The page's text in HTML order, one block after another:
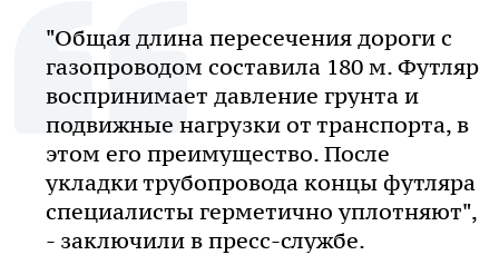
"Общая длина пересечения дороги с
газопроводом составила 180 м. Футляр
воспринимает давление грунта и
подвижные нагрузки от транспорта, в
этом его преимущество. После
укладки трубопровода концы футляра
специалисты герметично уплотняют",
- заключили в пресс-службе.